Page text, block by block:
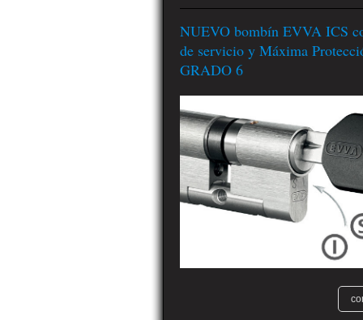
NUEVO bombín EVVA ICS
de servicio y Máxima
GRADO 6